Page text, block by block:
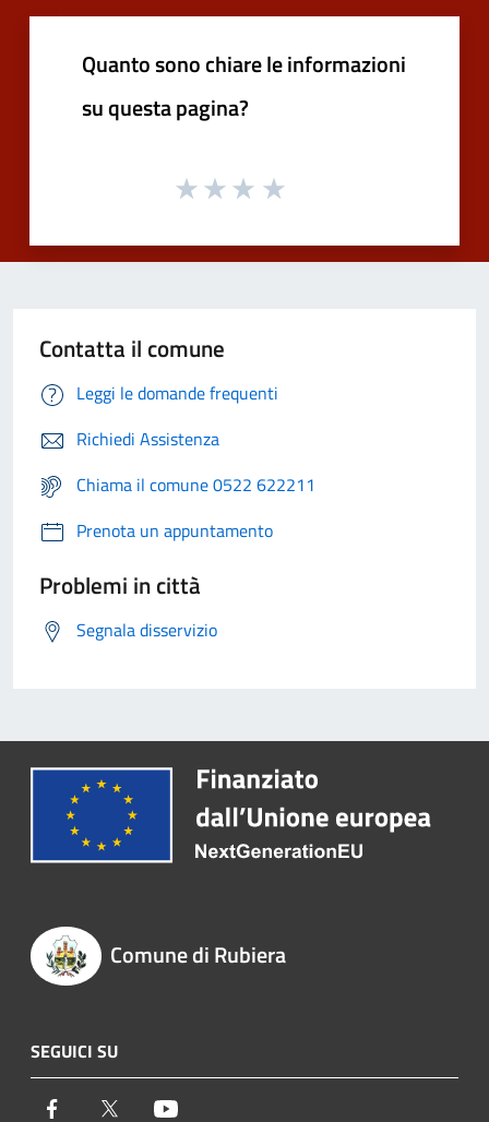
Quanto sono chiare le informazioni
su questa pagina?
Contatta il comune
Leggi le domande frequenti
Richiedi Assistenza
Chiama il comune 0522 622211
Prenota un appuntamento
Problemi in città
Segnala disservizio
Comune di Rubiera
SEGUICI SU
Facebook Twitter